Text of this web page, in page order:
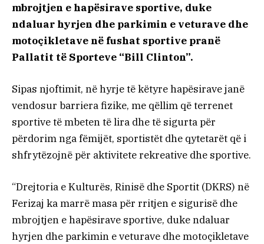
mbrojtjen e hapësirave sportive, duke
ndaluar hyrjen dhe parkimin e veturave dhe
motoçikletave në fushat sportive pranë
Pallatit të Sporteve “Bill Clinton”.
Sipas njoftimit, në hyrje të këtyre hapësirave janë
vendosur barriera fizike, me qëllim që terrenet
sportive të mbeten të lira dhe të sigurta për
përdorim nga fëmijët, sportistët dhe qytetarët që i
shfrytëzojnë për aktivitete rekreative dhe sportive.
“Drejtoria e Kulturës, Rinisë dhe Sportit (DKRS) në
Ferizaj ka marrë masa për rritjen e sigurisë dhe
mbrojtjen e hapësirave sportive, duke ndaluar
hyrjen dhe parkimin e veturave dhe motoçikletave